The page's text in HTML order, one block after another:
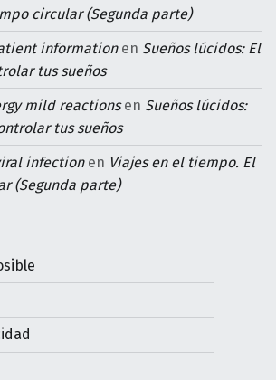
circular (Segunda parte)
informationen Sueños lúcidos: El
tus sueños
mild reactionsen Sueños lúcidos:
tus sueños
infectionen Viajes en el tiempo. El
(Segunda parte)